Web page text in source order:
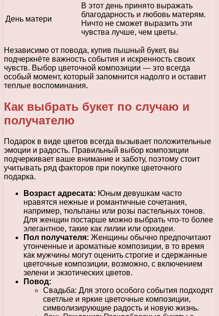
День матери
В этот день принято выражать
благодарность и любовь матерям.
Ничто не сможет выразить эти
чувства лучше, чем цветы.
Независимо от повода, купив пышный букет, вы
подчеркнёте важность события и искренность своих
чувств. Выбор цветочной композиции — это всегда
особый момент, который запомнится надолго и оставит
теплые воспоминания.
Как выбрать букет по случаю и
получателю
Подарок в виде цветов всегда вызывает положительные
эмоции и радость. Правильный выбор композиции
подчеркивает ваше внимание и заботу, поэтому стоит
учитывать ряд факторов при покупке цветочного
подарка.
Возраст адресата: Юным девушкам часто
нравятся нежные и романтичные сочетания,
например, тюльпаны или розы пастельных тонов.
Для женщин постарше можно выбрать что-то более
элегантное, такие как лилии или орхидеи.
Пол получателя: Женщины обычно предпочитают
утонченные и ароматные композиции, в то время
как мужчины могут оценить строгие и сдержанные
цветочные композиции, возможно, с включением
зелени и экзотических цветов.
Повод:
Свадьба: Для этого особого события подходят
светлые и яркие цветочные композиции,
символизирующие радость и новую жизнь.